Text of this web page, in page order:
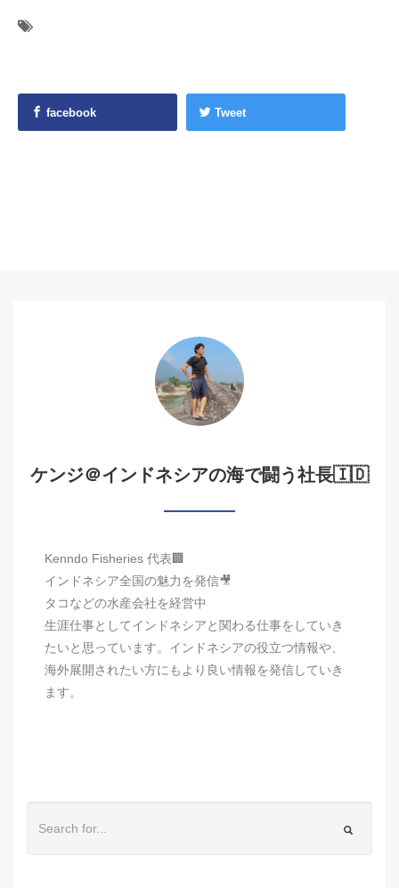
facebook Tweet
ケンジ＠インドネシアの海で闘う社長🇮🇩
Kenndo Fisheries 代表🏢
インドネシア全国の魅力を発信🎥
タコなどの水産会社を経営中
生涯仕事としてインドネシアと関わる仕事をしていき
たいと思っています。インドネシアの役立つ情報や、
海外展開されたい方にもより良い情報を発信していき
ます。